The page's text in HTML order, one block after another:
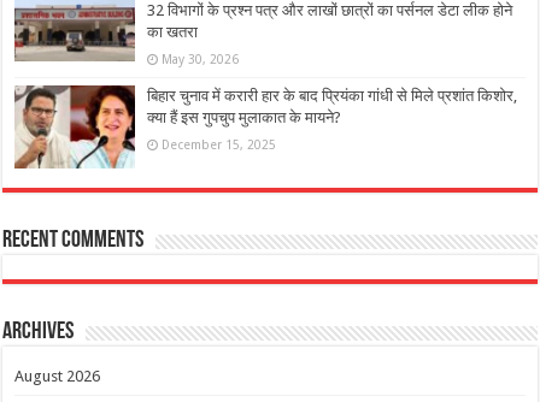
32 विभागों के प्रश्न पत्र और लाखों छात्रों का पर्सनल डेटा लीक होने
का खतरा
May 30, 2026
बिहार चुनाव में करारी हार के बाद प्रियंका गांधी से मिले प्रशांत किशोर,
क्या हैं इस गुपचुप मुलाकात के मायने?
December 15, 2025
Recent Comments
Archives
August 2026